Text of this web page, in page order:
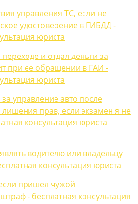
управления ТС, если не
удостоверение в ГИБДД -
юриста
и отдал деньги за
при ее обращении в ГАИ -
юриста
за управление авто после
лишения прав, если экзамен я не
консультация юриста
водителю или владельцу
консультация юриста
пришел чужой
- бесплатная консультация